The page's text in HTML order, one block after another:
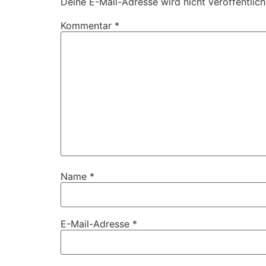
Kommentar *
Name *
E-Mail-Adresse *